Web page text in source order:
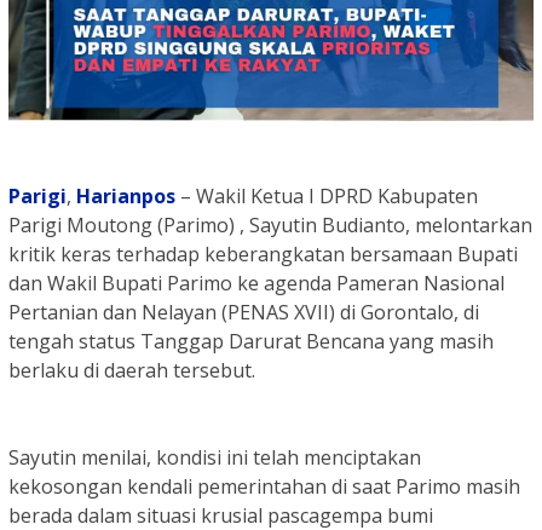
Parigi, Harianpos – Wakil Ketua I DPRD Kabupaten
Parigi Moutong (Parimo) , Sayutin Budianto, melontarkan
kritik keras terhadap keberangkatan bersamaan Bupati
dan Wakil Bupati Parimo ke agenda Pameran Nasional
Pertanian dan Nelayan (PENAS XVII) di Gorontalo, di
tengah status Tanggap Darurat Bencana yang masih
berlaku di daerah tersebut.
Sayutin menilai, kondisi ini telah menciptakan
kekosongan kendali pemerintahan di saat Parimo masih
berada dalam situasi krusial pascagempa bumi